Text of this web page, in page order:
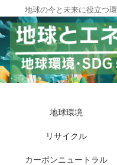
地球の今と未来に役立つ
地球環境
リサイクル
カーボンニュートラル